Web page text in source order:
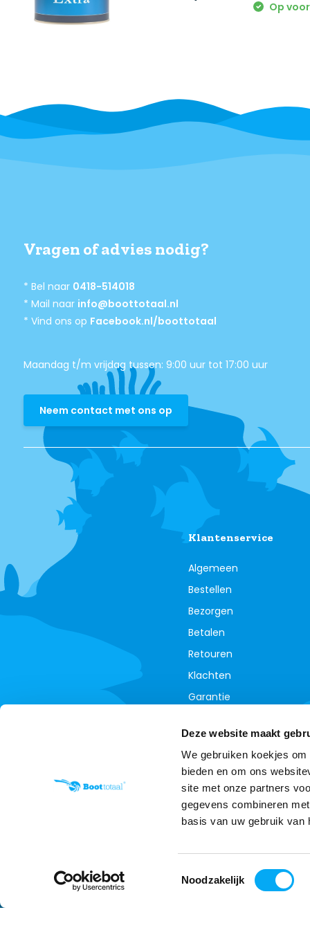
Deze website maakt
We gebruiken koekjes
bieden en om ons
site met onze partners
gegevens combineren
basis van uw gebruik van
Toestemmingsselectie
Noodzakelijk
Op
Vragen of advies nodig?
* Bel naar 0418-514018
* Mail naar info@boottotaal.nl
* Vind ons op Facebook.nl/boottotaal
Maandag t/m vrijdag tussen: 9:00 uur tot 17:00 uur
Neem contact met ons op
Klantenservice
Algemeen
Bestellen
Bezorgen
Betalen
Retouren
Klachten
Garantie
Annuleer je bestelling
Wij slaan cookies op om